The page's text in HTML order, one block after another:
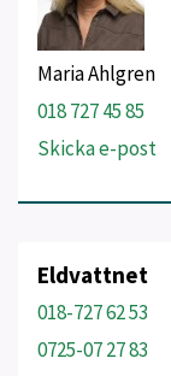
Maria Ahlgren
018 727 45 85
Skicka e-post
Eldvattnet
018-727 62 53
0725-07 27 83